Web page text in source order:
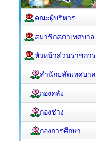
คณะผู้บริหาร
สมาชิกสภาเทศบาล
หัวหน้าส่วนราชการ
สำนักปลัดเทศบาล
กองคลัง
กองช่าง
กองการศึกษา